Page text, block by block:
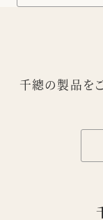
千總の製品を